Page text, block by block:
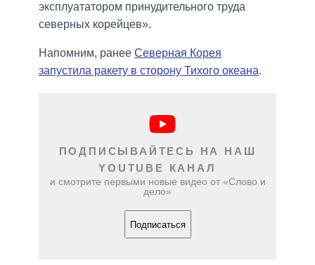
эксплуататором принудительного труда
северных корейцев».
Напомним, ранее Северная Корея
запустила ракету в сторону Тихого океана.
ПОДПИСЫВАЙТЕСЬ НА НАШ
YOUTUBE КАНАЛ
и смотрите первыми новые видео от «Слово и
дело»
Подписаться